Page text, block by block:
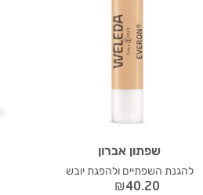
שפתון אברון
להגנת השפתיים ולהפגת יובש
₪40.20